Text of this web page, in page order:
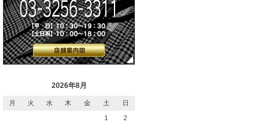
2026年8月
月 火 水 木 金 土 日
1 2